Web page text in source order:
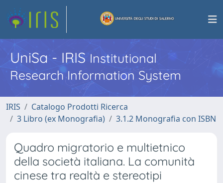
UniSa - IRISInstitutional
Research Information System
IRIS
Catalogo Prodotti Ricerca
3 Libro (ex Monografia)
3.1.2 Monografia con ISBN
Quadro migratorio e multietnico
della società italiana. La comunità
cinese tra realtà e stereotipi